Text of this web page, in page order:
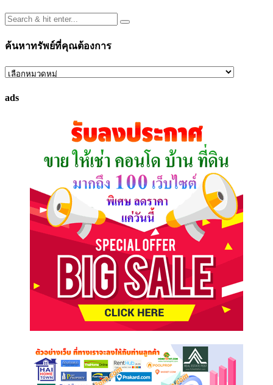
ค้นหาทรัพย์ที่คุณต้องการ
ค้นหา
ที่
ads